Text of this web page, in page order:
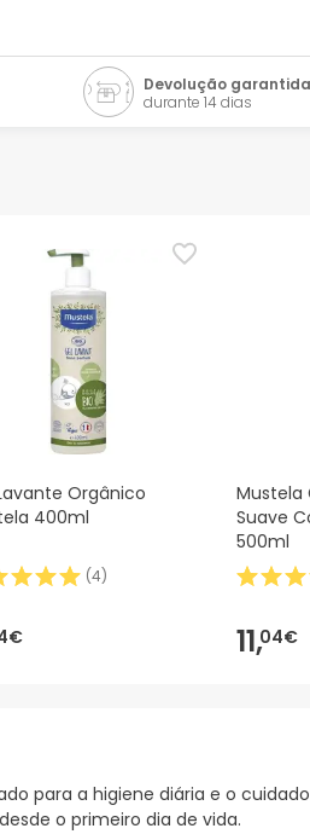
Devolução garantida
durante 14 dias
Orgânico
400ml
(4)
Mustela
Suave
500ml
11,04€
para a higiene diária e o
o primeiro dia de vida.